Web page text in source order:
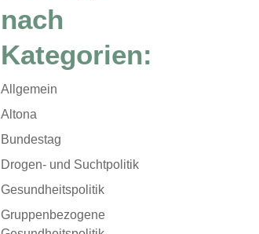
nach
Kategorien:
Allgemein
Altona
Bundestag
Drogen- und Suchtpolitik
Gesundheitspolitik
Gruppenbezogene